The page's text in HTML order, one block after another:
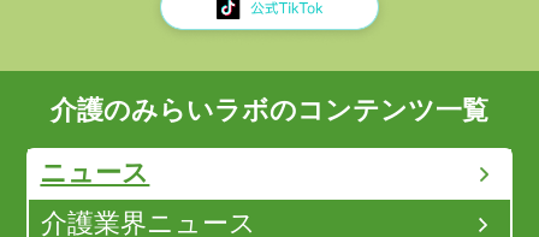
介護のみらいラボのコンテンツ一覧
ニュース
介護業界ニュース